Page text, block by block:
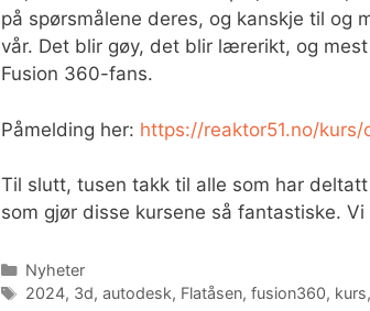
på spørsmålene deres, og kanskje til og
vår. Det blir gøy, det blir lærerikt, og
Fusion 360-fans.
Påmelding her: https://reaktor51.no/
Til slutt, tusen takk til alle som har
som gjør disse kursene så fantastiske.
Kategorier
Nyheter
Stikkord
2024, 3d, autodesk, Flatåsen, fusion360, kurs,